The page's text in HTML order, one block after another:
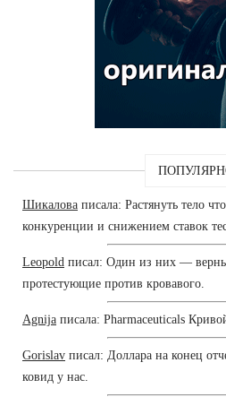
Шикалова писала: Растянуть тело
конкуренции и снижением ставок
Leopold писал: Один из них —
протестующие против кровавого.
Agnija писала: Pharmaceuticals
Gorislav писал: Доллара на конец
ковид у нас.